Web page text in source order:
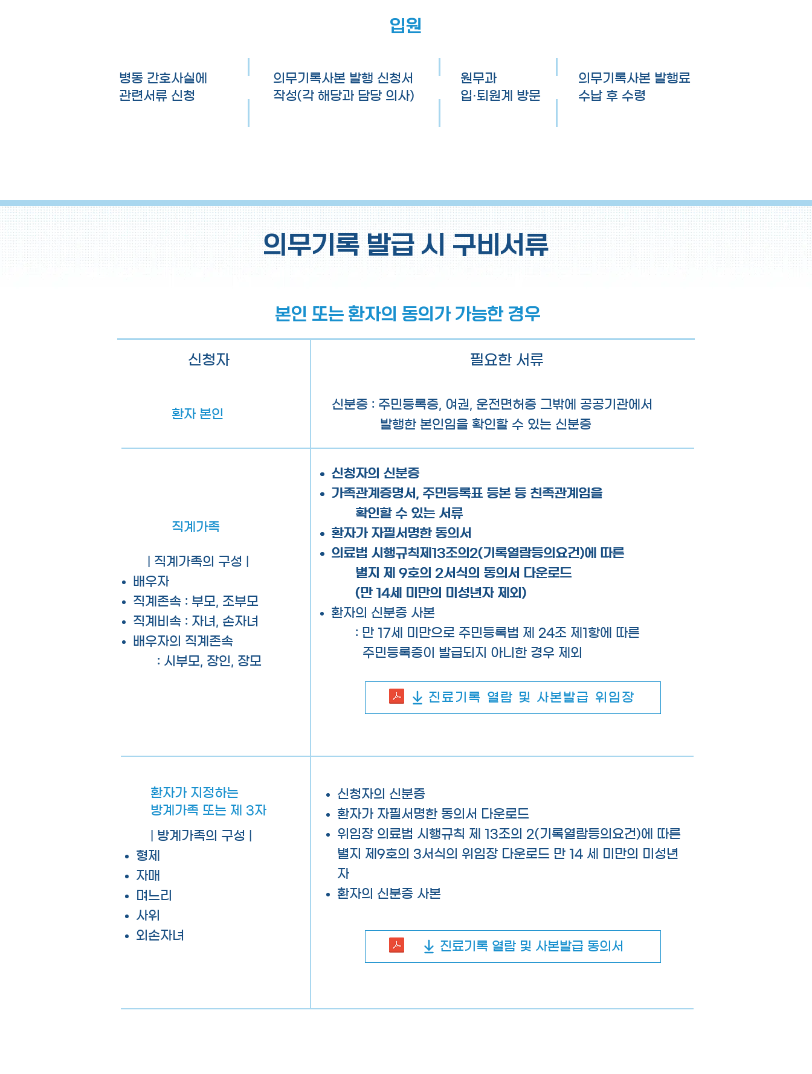
입원
병동 간호사실에
관련서류 신청
의무기록사본 발행 신청서
작성(각 해당과 담당 의사)
원무과
입·퇴원계 방문
의무기록사본 발행료
수납 후 수령
의무기록 발급 시 구비서류
본인 또는 환자의 동의가 가능한 경우
신청자 필요한 서류
진료기록 열람 및 사본발급 위임장
환자 본인
직계가족
| 직계가족의 구성 |
배우자
직계존속 : 부모, 조부모
직계비속 : 자녀, 손자녀
배우자의 직계존속
: 시부모, 장인, 장모
환자가 지정하는
방계가족 또는 제 3자
| 방계가족의 구성 |
형제
자매
며느리
사위
​외손자녀
신분증 : 주민등록증, 여권, 운전면허증 그밖에 공공기관에서
발행한 본인임을 확인할 수 있는 신분증
신청자의 신분증
가족관계증명서, 주민등록표 등본 등 친족관계임을
확인할 수 있는 서류
환자가 자필서명한 동의서
의료법 시행규칙제13조의2(기록열람등의요건)에 따른
별지 제 9호의 2서식의 동의서 다운로드
(만 14세 미만의 미성년자 제외)
신청자의 신분증
환자가 자필서명한 동의서 다운로드​
위임장 의료법 시행규칙 제 13조의 2(기록열람등의요건)에 따른
별지 제9호의 3서식의 위임장 다운로드 만 14 세 미만의 미성년
자
환자의 신분증 사본
신청자의 신분증
가족관계증명서, 주민등록표 등본 등 친족관계임을
확인할 수 있는 서류
환자가 자필서명한 동의서
의료법 시행규칙제13조의2(기록열람등의요건)에 따른
별지 제 9호의 2서식의 동의서 다운로드
(만 14세 미만의 미성년자 제외)
환자의 신분증 사본
: 만 17세 미만으로 주민등록법 제 24조 제1항에 따른
주민등록증이 발급되지 아니한 경우 제외
진료기록 열람 및 사본발급 동의서